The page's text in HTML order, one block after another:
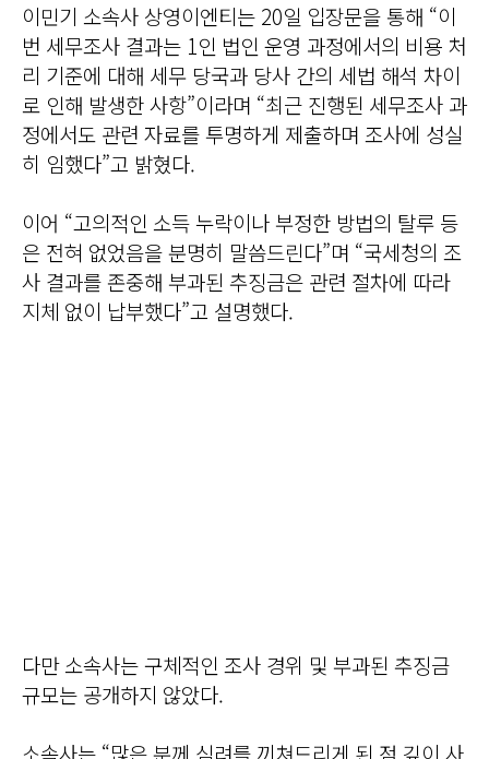
이민기 소속사 상영이엔티는 20일 입장문을 통해 “이
번 세무조사 결과는 1인 법인 운영 과정에서의 비용 처
리 기준에 대해 세무 당국과 당사 간의 세법 해석 차이
로 인해 발생한 사항”이라며 “최근 진행된 세무조사 과
정에서도 관련 자료를 투명하게 제출하며 조사에 성실
히 임했다”고 밝혔다.
이어 “고의적인 소득 누락이나 부정한 방법의 탈루 등
은 전혀 없었음을 분명히 말씀드린다”며 “국세청의 조
사 결과를 존중해 부과된 추징금은 관련 절차에 따라
지체 없이 납부했다”고 설명했다.
다만 소속사는 구체적인 조사 경위 및 부과된 추징금
규모는 공개하지 않았다.
소속사는 “많은 분께 심려를 끼쳐드리게 된 점 깊이 사